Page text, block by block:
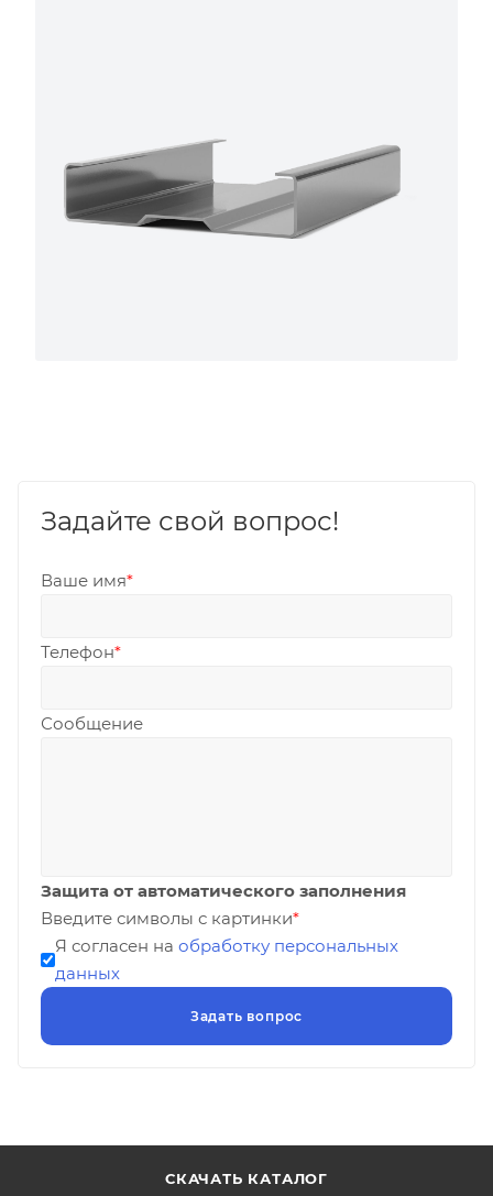
Задайте свой вопрос!
Ваше имя*
Телефон*
Сообщение
Защита от автоматического заполнения
Введите символы с картинки*
Я согласен на обработку персональных
данных
СКАЧАТЬ КАТАЛОГ